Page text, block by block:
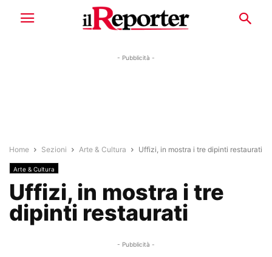
- Pubblicità -
Home Sezioni Arte & Cultura Uffizi, in mostra i tre dipinti restaurati
Arte & Cultura
Uffizi, in mostra i tre
dipinti restaurati
- Pubblicità -